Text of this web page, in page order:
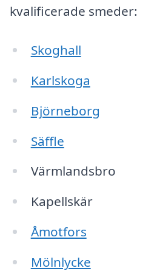
kvalificerade smeder:
Skoghall
Karlskoga
Björneborg
Säffle
Värmlandsbro
Kapellskär
Åmotfors
Mölnlycke